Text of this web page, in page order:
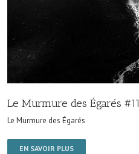
Le Murmure des Égarés #11
Le Murmure des Égarés
EN SAVOIR PLUS